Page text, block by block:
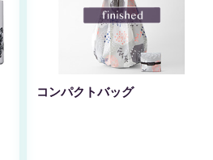
コンパクトバッグ